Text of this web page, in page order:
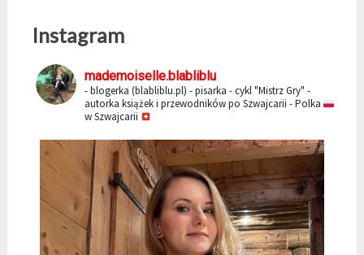
Instagram
mademoiselle.blabliblu
- blogerka (blabliblu.pl) - pisarka - cykl "Mistrz Gry" -
autorka książek i przewodników po Szwajcarii - Polka
w Szwajcarii